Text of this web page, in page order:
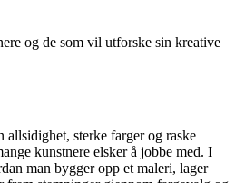
og de som vil utforske sin kreative
sterke farger og raske
kunstnere elsker å jobbe med. I
man bygger opp et maleri, lager